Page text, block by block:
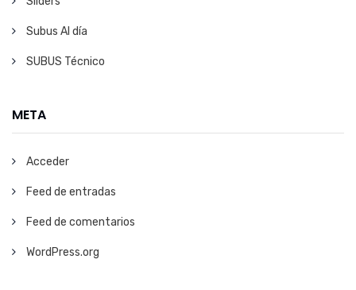
Subus Al día
SUBUS Técnico
META
Acceder
Feed de entradas
Feed de comentarios
WordPress.org